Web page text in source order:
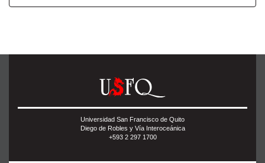
Universidad San Francisco de Quito
Diego de Robles y Vía Interoceánica
+593 2 297 1700